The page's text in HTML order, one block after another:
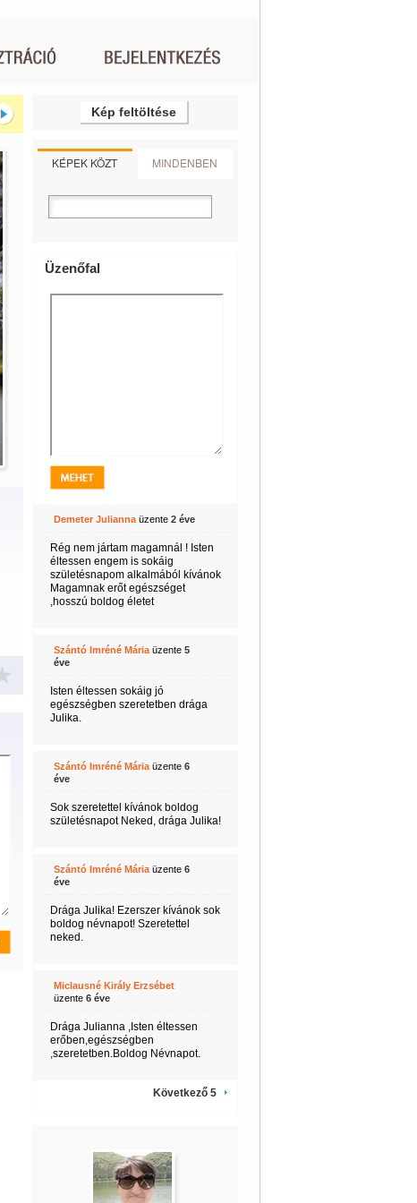
Kép feltöltése
KÉPEK KÖZT MINDENBEN
Üzenőfal
Demeter Juliannaüzente 2 éve
Rég nem jártam magamnál ! Isten
éltessen engem is sokáig
születésnapom alkalmából kívánok
Magamnak erőt egészséget
,hosszú boldog életet
Szántó Imréné Máriaüzente 5
éve
Isten éltessen sokáig jó
egészségben szeretetben drága
Julika.
Szántó Imréné Máriaüzente 6
éve
Sok szeretettel kívánok boldog
születésnapot Neked, drága Julika!
Szántó Imréné Máriaüzente 6
éve
Drága Julika! Ezerszer kívánok sok
boldog névnapot! Szeretettel
neked.
Miclausné Király Erzsébet
üzente 6 éve
Drága Julianna ,Isten éltessen
erőben,egészségben
,szeretetben.Boldog Névnapot.
Következő 5